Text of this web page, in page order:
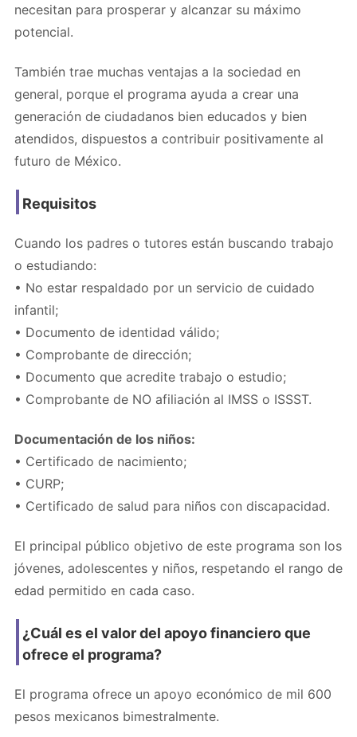
necesitan para prosperar y alcanzar su máximo
potencial.
También trae muchas ventajas a la sociedad en
general, porque el programa ayuda a crear una
generación de ciudadanos bien educados y bien
atendidos, dispuestos a contribuir positivamente al
futuro de México.
Requisitos
Cuando los padres o tutores están buscando trabajo
o estudiando:
• No estar respaldado por un servicio de cuidado
infantil;
• Documento de identidad válido;
• Comprobante de dirección;
• Documento que acredite trabajo o estudio;
• Comprobante de NO afiliación al IMSS o ISSST.
Documentación de los niños:
• Certificado de nacimiento;
• CURP;
• Certificado de salud para niños con discapacidad.
El principal público objetivo de este programa son los
jóvenes, adolescentes y niños, respetando el rango de
edad permitido en cada caso.
¿Cuál es el valor del apoyo financiero que
ofrece el programa?
El programa ofrece un apoyo económico de mil 600
pesos mexicanos bimestralmente.